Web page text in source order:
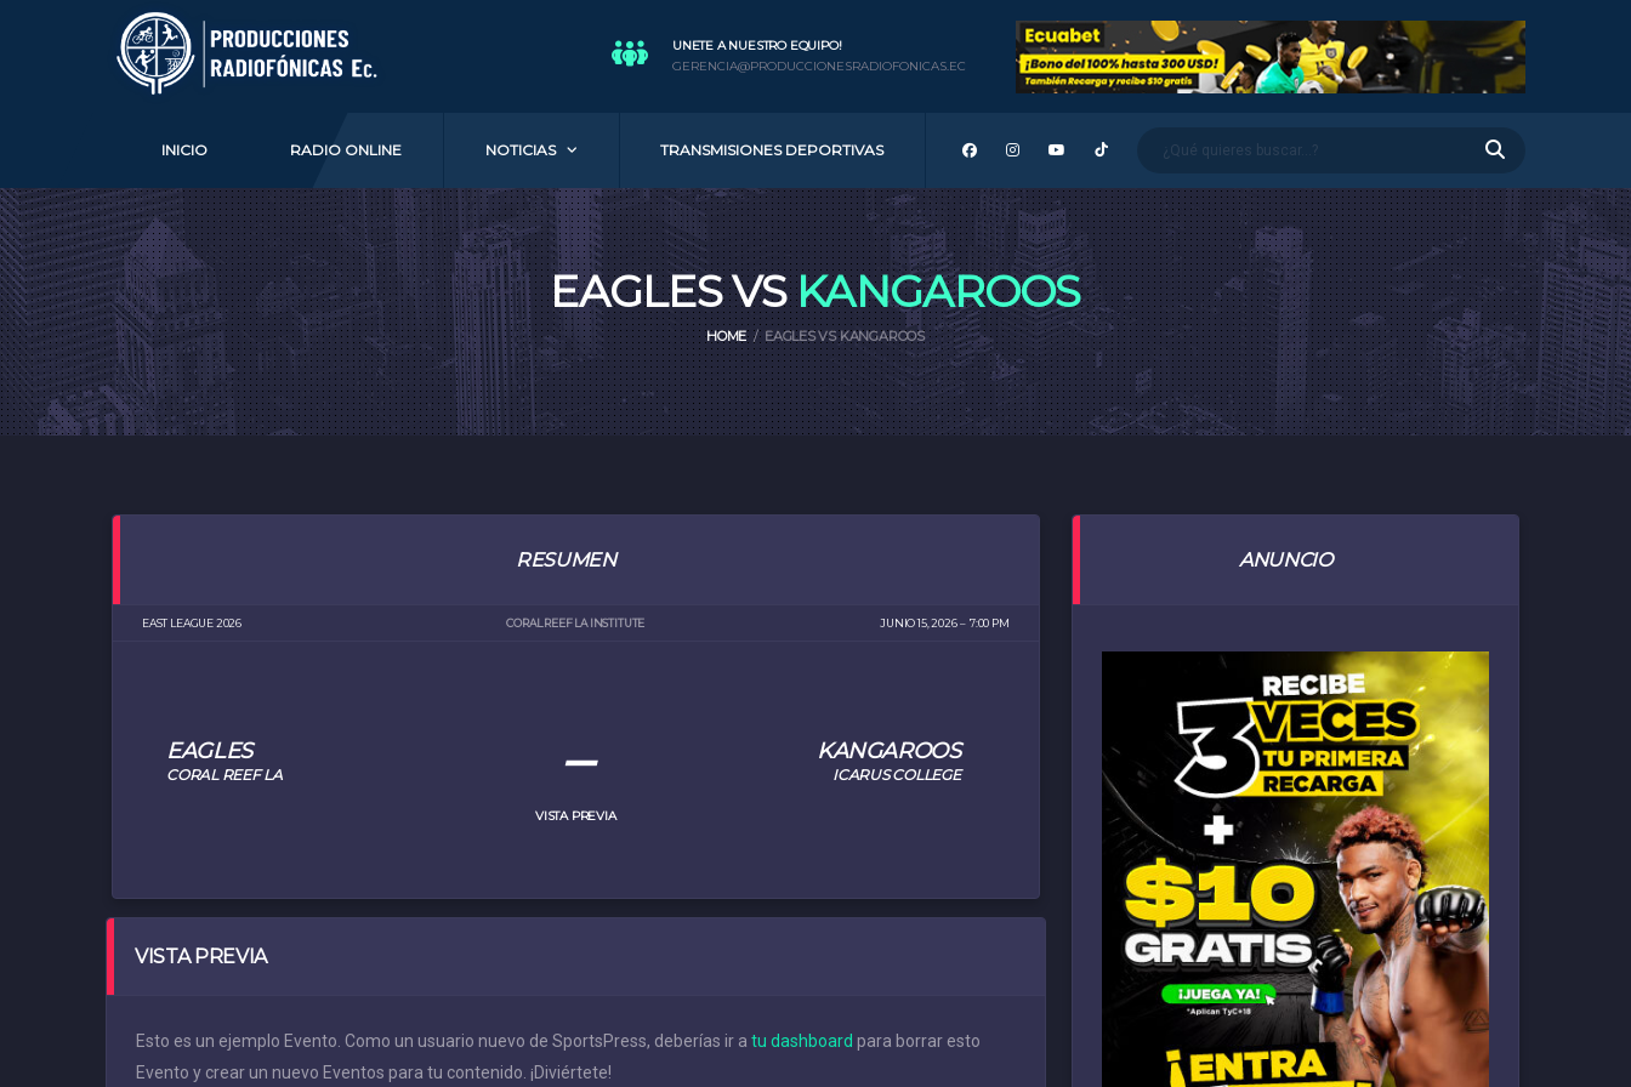
UNETE A NUESTRO EQUIPO!
GERENCIA@PRODUCCIONESRADIOFONICAS.EC
INICIO RADIO ONLINE NOTICIAS TRANSMISIONES DEPORTIVAS
EAGLES VSKANGAROOS
HOME EAGLES VS KANGAROOS
RESUMEN
EAST LEAGUE 2026 CORAL REEF LA INSTITUTE JUNIO 15, 2026 7:00 PM
EAGLES
CORAL REEF LA
KANGAROOS
ICARUS COLLEGE
–
VISTA PREVIA
VISTA PREVIA
Esto es un ejemplo Evento. Como un usuario nuevo de SportsPress, deberías ir a tu dashboard para borrar esto
Evento y crear un nuevo Eventos para tu contenido. ¡Diviértete!
ANUNCIO